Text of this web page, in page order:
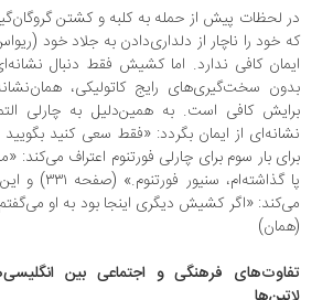
لحظات پیش از حمله به کلبه و کشتن گروگان‌گیرها،
خود را ناچار از دلداری‌دادن به جلاد خود (ریواس)
کافی ندارد. اما کشیش فقط دنبال نشانه‌ای از
سخت‌گیری‌های رایج کاتولیکی، همان‌نشانه
کافی است. به همین‌دلیل به چارلی التماس
از ایمان بگردد: «فقط سعی کنید بگویید
بار سوم برای چارلی فورتنوم اعتراف می‌کند: «من هم
پا گذاشته‌ام، سنیور فورتنوم.»
«اگر کشیش دیگری اینجا بود به او می‌گفتم، بله
فرهنگی و اجتماعی بین انگلیسی‌ها،